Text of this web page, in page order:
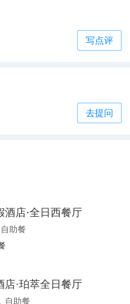
写点评
去提问
酒店·全日西餐厅
自助餐
店·珀萃全日餐厅
自助餐